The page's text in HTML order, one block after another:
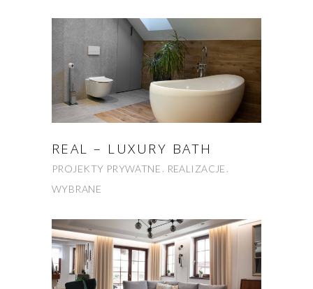
REAL – LUXURY BATH
PROJEKTY PRYWATNE
REALIZACJE
WYBRANE